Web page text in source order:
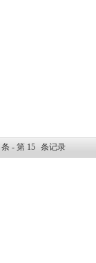
条 - 第 15 条记录